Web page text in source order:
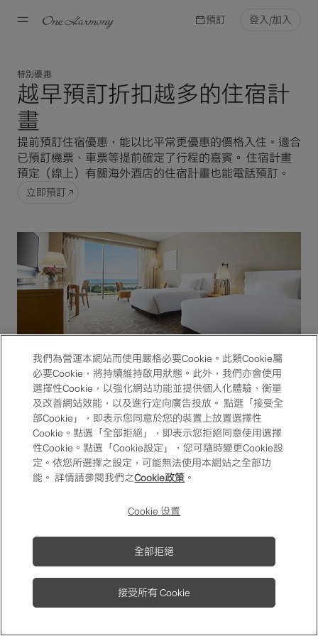
預訂 登入/加入
特別優惠
越早預訂折扣越多的住宿計
畫
提前預訂住宿優惠，能以比平常更優惠的價格入住。適合
已預訂機票、車票等提前確定了行程的嘉賓。 住宿計畫
預定（線上）有關海外酒店的住宿計畫也能電話預訂。
立即預訂
禮遇詳情請參閱 One Harmony會員使用條款。
常見問題與解答
Membership 用條款 個人信息保護方針
Copyright © Okura Nikko Hotel Management Co., Ltd. All Rights
Reserved.
我們為營運本網站而使用嚴格必要Cookie。此類Cookie屬
必要Cookie，將持續維持啟用狀態。此外，我們亦會使用
選擇性Cookie，以強化網站功能並提供個人化體驗、衡量
及改善網站效能，以及進行定向廣告投放。 點選「接受全
部Cookie」，即表示您同意於您的裝置上放置選擇性
Cookie。點選「全部拒絕」，即表示您拒絕同意使用選擇
性Cookie。點選「Cookie設定」，您可隨時變更Cookie設
定。依您所選擇之設定，可能無法使用本網站之全部功
能。 詳情請參閱我們之Cookie政策。
Cookie 设置
全部拒絕
接受所有 Cookie